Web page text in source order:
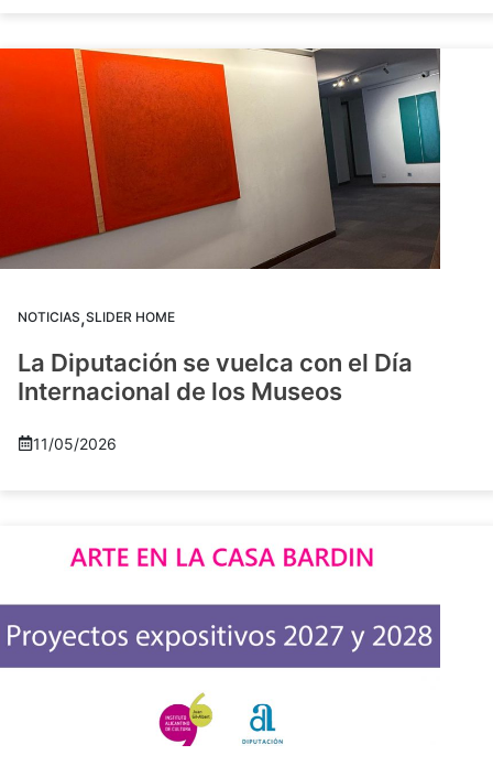
NOTICIAS,SLIDER HOME
La Diputación se vuelca con el Día
Internacional de los Museos
11/05/2026